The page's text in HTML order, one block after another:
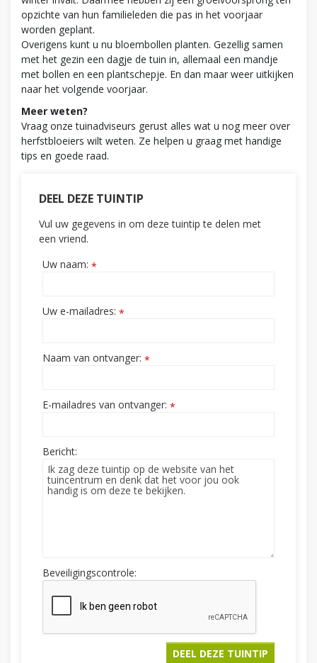
opzichte van hun familieleden die pas in het voorjaar
worden geplant.
Overigens kunt u nu bloembollen planten. Gezellig samen
met het gezin een dagje de tuin in, allemaal een mandje
met bollen en een plantschepje. En dan maar weer uitkijken
naar het volgende voorjaar.
Meer weten?
Vraag onze tuinadviseurs gerust alles wat u nog meer over
herfstbloeiers wilt weten. Ze helpen u graag met handige
tips en goede raad.
DEEL DEZE TUINTIP
Vul uw gegevens in om deze tuintip te delen met
een vriend.
Uw naam: *
Uw e-mailadres: *
Naam van ontvanger: *
E-mailadres van ontvanger: *
Bericht:
Beveiligingscontrole: